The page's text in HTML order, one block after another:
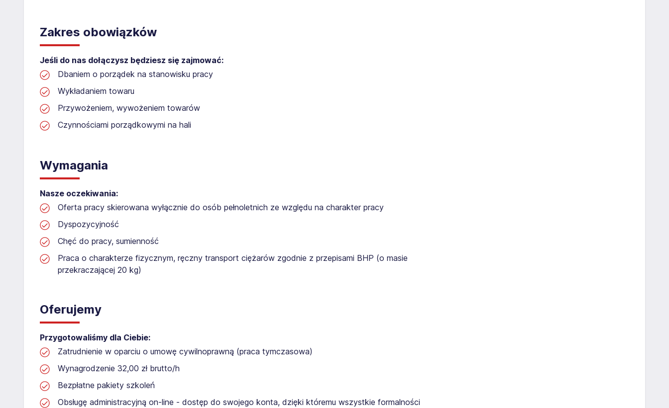
Zakres obowiązków
Jeśli do nas dołączysz będziesz się zajmować:
Dbaniem o porządek na stanowisku pracy
Wykładaniem towaru
Przywożeniem, wywożeniem towarów
Czynnościami porządkowymi na hali
Wymagania
Nasze oczekiwania:
Oferta pracy skierowana wyłącznie do osób pełnoletnich ze względu na charakter pracy
Dyspozycyjność
Chęć do pracy, sumienność
Praca o charakterze fizycznym, ręczny transport ciężarów zgodnie z przepisami BHP (o masie
przekraczającej 20 kg)
Oferujemy
Przygotowaliśmy dla Ciebie:
Zatrudnienie w oparciu o umowę cywilnoprawną (praca tymczasowa)
Wynagrodzenie 32,00 zł brutto/h
Bezpłatne pakiety szkoleń
Obsługę administracyjną on-line - dostęp do swojego konta, dzięki któremu wszystkie formalności